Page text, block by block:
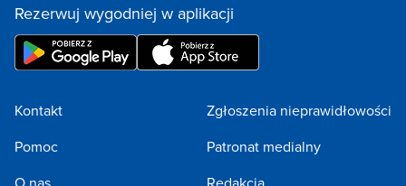
Rezerwuj wygodniej w aplikacji
Kontakt
Pomoc
Zgłoszenia nieprawidłowości
Patronat medialny